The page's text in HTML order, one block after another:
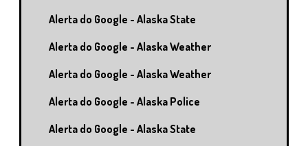
Alerta do Google - Alaska State
Alerta do Google - Alaska Weather
Alerta do Google - Alaska Weather
Alerta do Google - Alaska Police
Alerta do Google - Alaska State